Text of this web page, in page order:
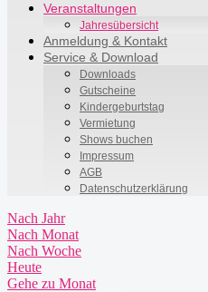
Veranstaltungen
Jahresübersicht
Anmeldung & Kontakt
Service & Download
Downloads
Gutscheine
Kindergeburtstag
Vermietung
Shows buchen
Impressum
AGB
Datenschutzerklärung
Nach Jahr
Nach Monat
Nach Woche
Heute
Gehe zu Monat